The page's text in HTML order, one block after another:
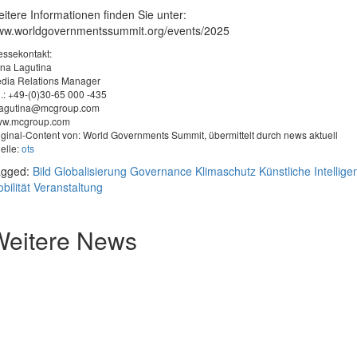
Informationen finden Sie unter:
events/2025
Lagutina
Relations Manager
+49-(0)30-65 000 -435
Content von: World Governments Summit, übermittelt durch news aktuell
ots
Bild Globalisierung Governance Klimaschutz Künstliche
Veranstaltung
News